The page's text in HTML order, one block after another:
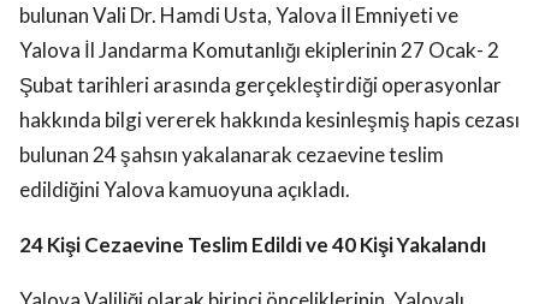
bulunan Vali Dr. Hamdi Usta, Yalova İl Emniyeti ve
Yalova İl Jandarma Komutanlığı ekiplerinin 27 Ocak- 2
Şubat tarihleri arasında gerçekleştirdiği operasyonlar
hakkında bilgi vererek hakkında kesinleşmiş hapis cezası
bulunan 24 şahsın yakalanarak cezaevine teslim
edildiğini Yalova kamuoyuna açıkladı.
24 Kişi Cezaevine Teslim Edildi ve 40 Kişi Yakalandı